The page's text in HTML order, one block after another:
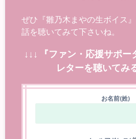
ぜひ『雛乃木まやの生ボイス
話を聴いてみて下さいね。
↓↓↓ 『ファン・応援サポー
レターを聴いてみ
お名前(姓)